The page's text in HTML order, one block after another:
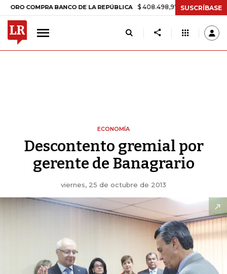
BANCO DE LA REPÚBLICA $ 408.498,97 +$ 8.753,81 +2,19%
SUSCRÍBASE
ECONOMÍA
Descontento gremial por
gerente de Banagrario
viernes, 25 de octubre de 2013